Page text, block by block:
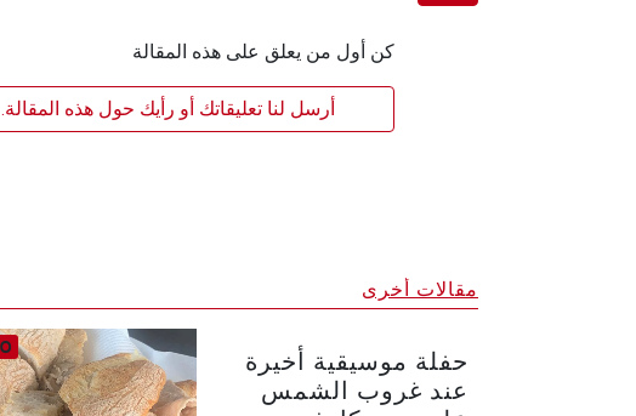
كن أول من يعلق على هذه المقالة
أرسل لنا تعليقاتك أو رأيك حول هذه المقالة.
مقالات أخرى
حفلة موسيقية أخيرة
عند غروب الشمس